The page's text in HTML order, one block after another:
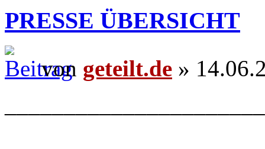
PRESSE ÜBERSICHT
von geteilt.de »